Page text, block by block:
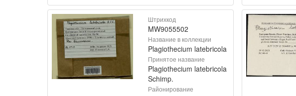
Штрихкод
MW9055502
Название в коллекции
Plagiothecium latebricola
Принятое название
Plagiothecium latebricola
Schimp.
Районирование